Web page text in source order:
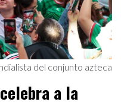
del conjunto azteca
a la